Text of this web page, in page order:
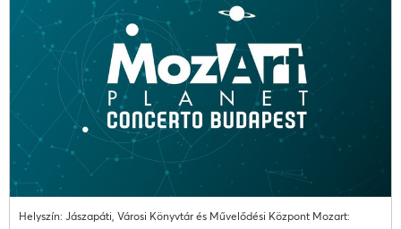
Helyszín: Jászapáti, Városi Könyvtár és Művelődési Központ Mozart: